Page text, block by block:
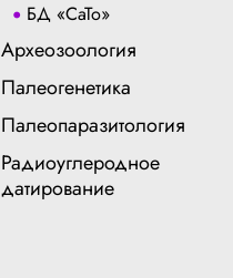
БД «СаТо»
Археозоология
Палеогенетика
Палеопаразитология
Радиоуглеродное
датирование